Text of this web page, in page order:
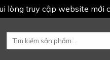
lòng truy cập website mới
Search